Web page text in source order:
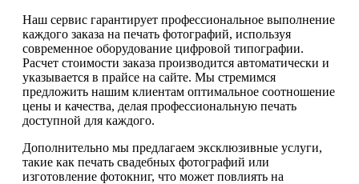
Наш сервис гарантирует профессиональное выполнение
каждого заказа на печать фотографий, используя
современное оборудование цифровой типографии.
Расчет стоимости заказа производится автоматически и
указывается в прайсе на сайте. Мы стремимся
предложить нашим клиентам оптимальное соотношение
цены и качества, делая профессиональную печать
доступной для каждого.
Дополнительно мы предлагаем эксклюзивные услуги,
такие как печать свадебных фотографий или
изготовление фотокниг, что может повлиять на